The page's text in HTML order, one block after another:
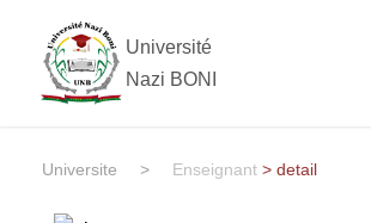
Université
Nazi BONI
Universite > Enseignant > detail